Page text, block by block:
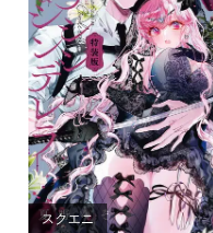
スクエニ